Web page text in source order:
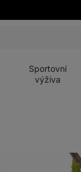
Sportovní
výživa